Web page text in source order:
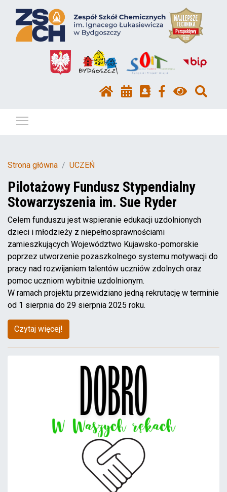
Strona główna UCZEŃ
Pilotażowy Fundusz Stypendialny
Stowarzyszenia im. Sue Ryder
Celem funduszu jest wspieranie edukacji uzdolnionych
dzieci i młodzieży z niepełnosprawnościami
zamieszkujących Województwo Kujawsko-pomorskie
poprzez utworzenie pozaszkolnego systemu motywacji do
pracy nad rozwijaniem talentów uczniów zdolnych oraz
pomoc uczniom wybitnie uzdolnionym.
W ramach projektu przewidziano jedną rekrutację w terminie
od 1 sierpnia do 29 sierpnia 2025 roku.
Czytaj więcej!